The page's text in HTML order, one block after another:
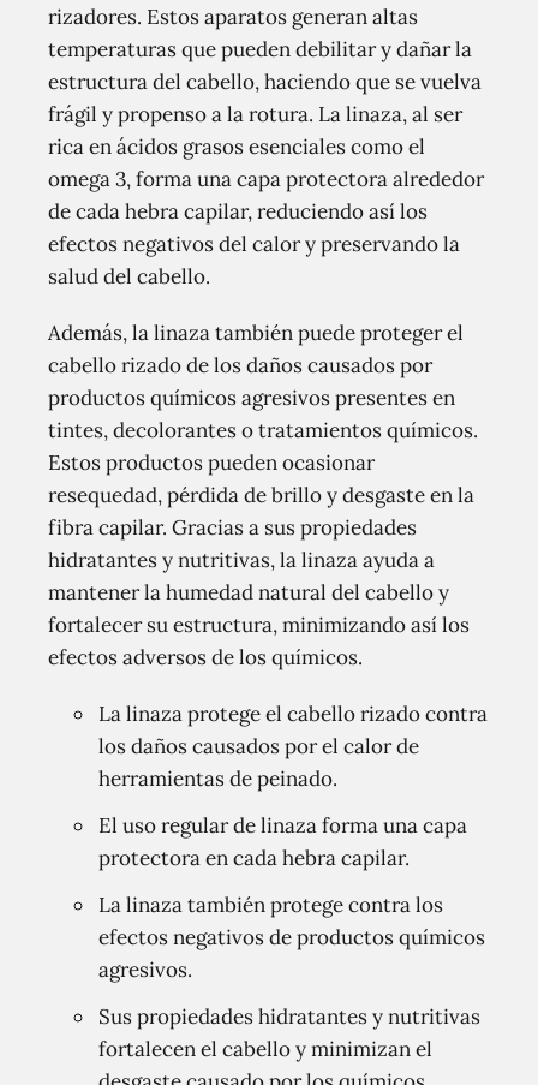
rizadores. Estos aparatos generan altas
temperaturas que pueden debilitar y dañar la
estructura del cabello, haciendo que se vuelva
frágil y propenso a la rotura. La linaza, al ser
rica en ácidos grasos esenciales como el
omega 3, forma una capa protectora alrededor
de cada hebra capilar, reduciendo así los
efectos negativos del calor y preservando la
salud del cabello.
Además, la linaza también puede proteger el
cabello rizado de los daños causados por
productos químicos agresivos presentes en
tintes, decolorantes o tratamientos químicos.
Estos productos pueden ocasionar
resequedad, pérdida de brillo y desgaste en la
fibra capilar. Gracias a sus propiedades
hidratantes y nutritivas, la linaza ayuda a
mantener la humedad natural del cabello y
fortalecer su estructura, minimizando así los
efectos adversos de los químicos.
La linaza protege el cabello rizado contra
los daños causados por el calor de
herramientas de peinado.
El uso regular de linaza forma una capa
protectora en cada hebra capilar.
La linaza también protege contra los
efectos negativos de productos químicos
agresivos.
Sus propiedades hidratantes y nutritivas
fortalecen el cabello y minimizan el